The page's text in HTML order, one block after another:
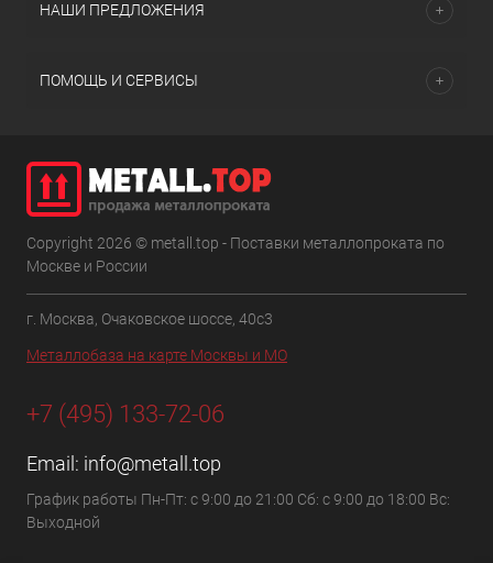
НАШИ ПРЕДЛОЖЕНИЯ
ПОМОЩЬ И СЕРВИСЫ
Copyright 2026 © metall.top - Поставки металлопроката по
Москве и России
г. Москва, Очаковское шоссе, 40с3
Металлобаза на карте Москвы и МО
+7 (495) 133-72-06
Email: info@metall.top
График работы Пн-Пт: с 9:00 до 21:00 Сб: с 9:00 до 18:00 Вс:
Выходной